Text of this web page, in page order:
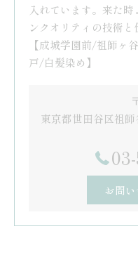
入れています。来た
ンクオリティの技術と
【成城学園前/祖師
戸/白髪染め】
東京都世田谷区祖
お問